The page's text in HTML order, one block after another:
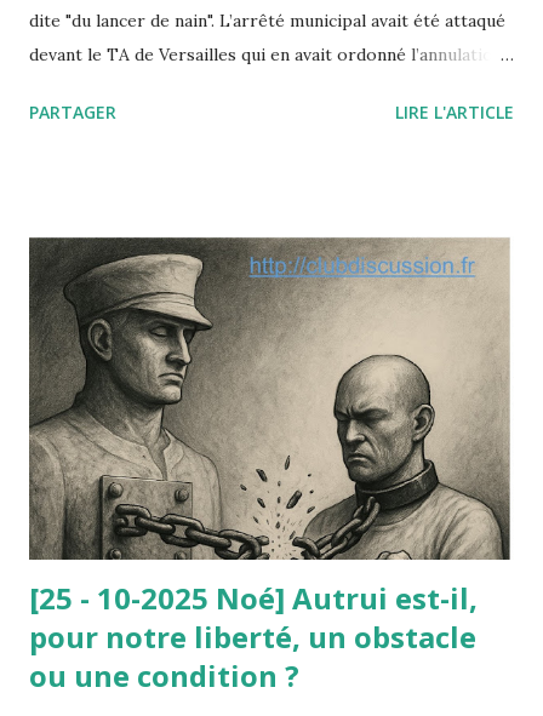
dite "du lancer de nain". L’arrêté municipal avait été attaqué
devant le TA de Versailles qui en avait ordonné l’annulation.
en insérant la dignité de la personne humaine à la liste des
de ces principes dégagés par la jurisprudence
administrative ou constitutionnelle. Le paradoxe de cette
affaire est le suivant : le nain était parfaitement consentant
et c’est sa dignité qu’il mettait en avant à l’appui de sa
requête contre l’arrêté municipal : selon lui, ce travail lui
avait redonné sa dignité (avant il vivait du RMI). Or, le
Conseil d’État ne lui a pas donné raison : à la dignité
invoquée par le nain, il a été opposé la d...
PARTAGER LIRE L'ARTICLE
[25 - 10-2025 Noé] Autrui est-il,
pour notre liberté, un obstacle
ou une condition ?